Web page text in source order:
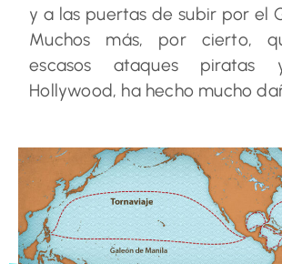
y a las puertas de subir por el
Muchos más, por cierto,
escasos ataques
Hollywood, ha hecho mucho